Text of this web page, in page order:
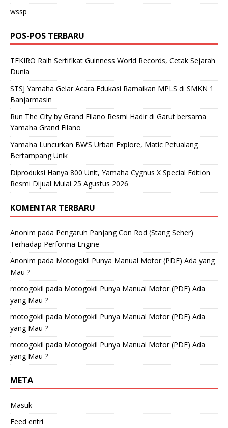
wssp
POS-POS TERBARU
TEKIRO Raih Sertifikat Guinness World Records, Cetak Sejarah
Dunia
STSJ Yamaha Gelar Acara Edukasi Ramaikan MPLS di SMKN 1
Banjarmasin
Run The City by Grand Filano Resmi Hadir di Garut bersama
Yamaha Grand Filano
Yamaha Luncurkan BW’S Urban Explore, Matic Petualang
Bertampang Unik
Diproduksi Hanya 800 Unit, Yamaha Cygnus X Special Edition
Resmi Dijual Mulai 25 Agustus 2026
KOMENTAR TERBARU
Anonim pada Pengaruh Panjang Con Rod (Stang Seher)
Terhadap Performa Engine
Anonim pada Motogokil Punya Manual Motor (PDF) Ada yang
Mau ?
motogokil pada Motogokil Punya Manual Motor (PDF) Ada
yang Mau ?
motogokil pada Motogokil Punya Manual Motor (PDF) Ada
yang Mau ?
motogokil pada Motogokil Punya Manual Motor (PDF) Ada
yang Mau ?
META
Masuk
Feed entri